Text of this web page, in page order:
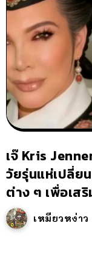
เจ๊ Kris
วัยรุ่นแห่เปลี่ย
ต่าง ๆ เพื่อเส
เหมียวหง่าว